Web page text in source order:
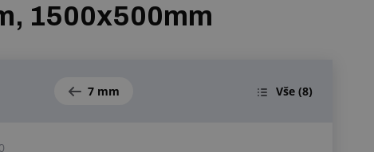
1500x500mm
7 mm Vše (8)